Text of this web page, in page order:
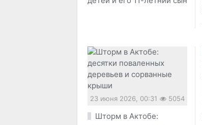
23 июня 2026, 00:31 5054
Шторм в Актобе: